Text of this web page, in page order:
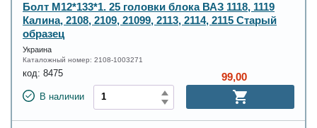
Болт М12*133*1. 25 головки блока ВАЗ 1118, 1119
Калина, 2108, 2109, 21099, 2113, 2114, 2115 Старый
образец
Украина
Каталожный номер: 2108-1003271
код: 8475
В наличии
99,00